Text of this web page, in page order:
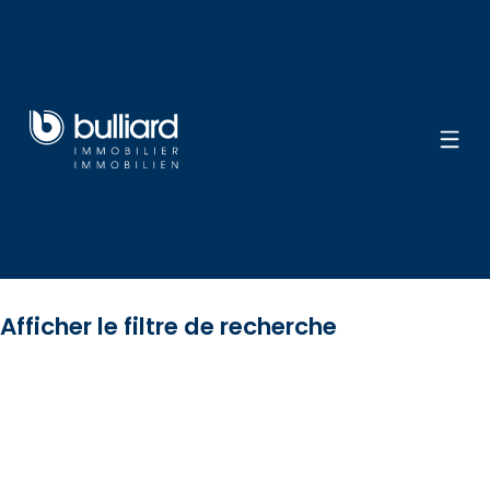
Afficher le filtre de recherche